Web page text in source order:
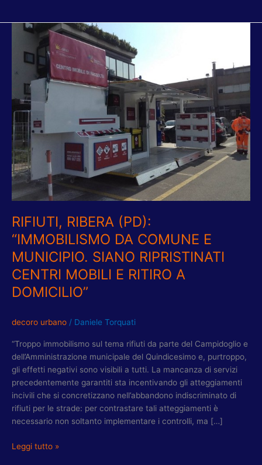
RIFIUTI, RIBERA (PD):
“IMMOBILISMO DA COMUNE E
MUNICIPIO. SIANO RIPRISTINATI
CENTRI MOBILI E RITIRO A
DOMICILIO”
decoro urbano / Daniele Torquati
“Troppo immobilismo sul tema rifiuti da parte del Campidoglio e
dell’Amministrazione municipale del Quindicesimo e, purtroppo,
gli effetti negativi sono visibili a tutti. La mancanza di servizi
precedentemente garantiti sta incentivando gli atteggiamenti
incivili che si concretizzano nell’abbandono indiscriminato di
rifiuti per le strade: per contrastare tali atteggiamenti è
necessario non soltanto implementare i controlli, ma […]
RIFIUTI,
(PD):
“IMMOBILISMO
COMUNE
MUNICIPIO.
SIANO
RIPRISTINATI
CENTRI
MOBILI
E
RITIRO
DOMICILIO”
Leggi tutto »